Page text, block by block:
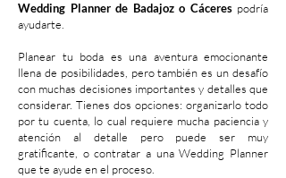
Wedding Planner de Badajoz o Cácerespodría
ayudarte.
Planear tu boda es una aventura emocionante
llena de posibilidades, pero también es un desafío
con muchas decisiones importantes y detalles que
considerar. Tienes dos opciones: organizarlo todo
por tu cuenta, lo cual requiere mucha paciencia y
atención al detalle pero puede ser muy
gratificante, o contratar a una Wedding Planner
que te ayude en el proceso.